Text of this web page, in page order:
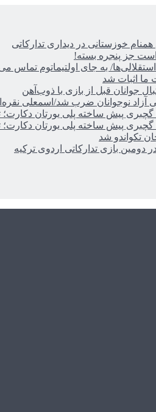
خوزستانی در دیداری تدارکاتی
جز پنجره بسته!
به جای اولتیماتوم تماس
ما اثبات شد
جوانان قبل از بازی با ذوب‌آهن
آزاد نوجوانان ضرب شد/اسمعلی
با گچبری پیش ساخته پلی یورتان
با گچبری پیش ساخته پلی یورتان
تکواندو شد
دومین بازی تدارکاتی اردوی ترکیه